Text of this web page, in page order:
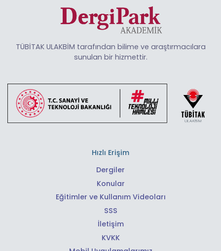
TÜBİTAK ULAKBİM tarafından bilime ve araştırmacılara
sunulan bir hizmettir.
Hızlı Erişim
Dergiler
Konular
Eğitimler ve Kullanım Videoları
SSS
İletişim
KVKK